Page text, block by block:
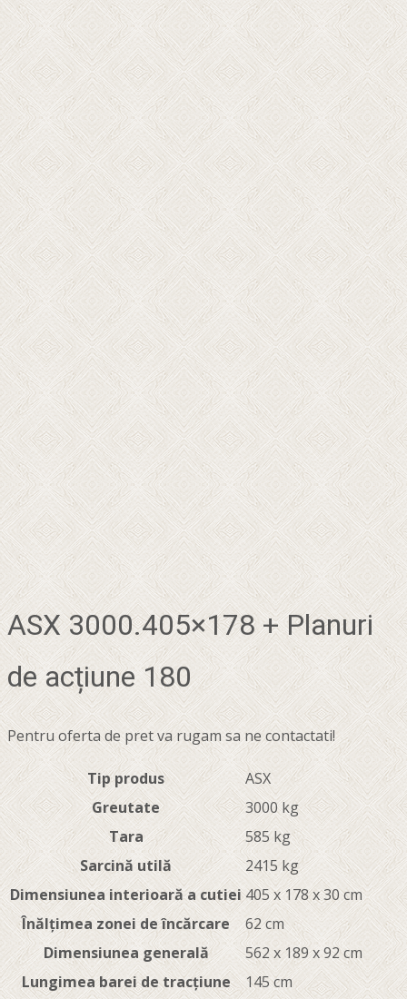
ASX 3000.405×178 + Planuri
de acțiune 180
Pentru oferta de pret va rugam sa ne contactati!
Tip produs
ASX
Greutate
3000 kg
Tara
585 kg
Sarcină utilă
2415 kg
Dimensiunea interioară a cutiei405 x 178 x 30 cm
Înălțimea zonei de încărcare
62 cm
Dimensiunea generală
562 x 189 x 92 cm
Lungimea barei de tracțiune
145 cm